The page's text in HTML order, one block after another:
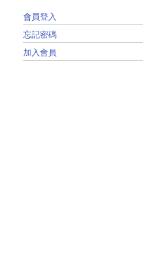
會員登入
忘記密碼
加入會員